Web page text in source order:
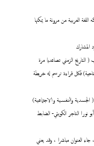
اللغة العربية من مرونة ما يمكنها
المشارك
الزمني تصاعديا مرة
فكل قراءة ترسم له خريطة
والنفسية والاجتماعية)
نورا التاجر الكويتي- الضابط
جاء العنوان مباشرا ، وقد يعني